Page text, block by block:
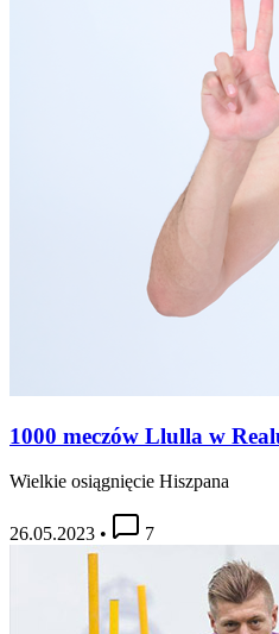
1000 meczów Llulla w
Wielkie osiągnięcie Hiszpana
26.05.2023 • 7